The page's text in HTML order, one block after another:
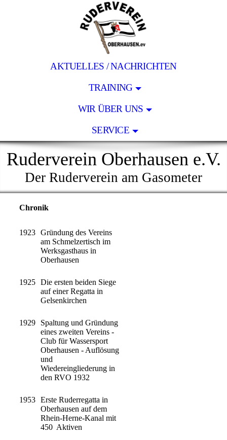
AKTUELLES / NACHRICHTEN
TRAINING
WIR ÜBER UNS
SERVICE
Ruderverein Oberhausen e.V.
Der Ruderverein am Gasometer
Chronik
1923 Gründung des Vereins
am Schmelzertisch im
Werksgasthaus in
Oberhausen
1925 Die ersten beiden Siege
auf einer Regatta in
Gelsenkirchen
1929
Spaltung und Gründung
eines zweiten Vereins -
Club für Wassersport
Oberhausen - Auflösung
und
Wiedereingliederung in
den RVO 1932
1953 Erste Ruderregatta in
Oberhausen auf dem
Rhein-Herne-Kanal mit
450 Aktiven